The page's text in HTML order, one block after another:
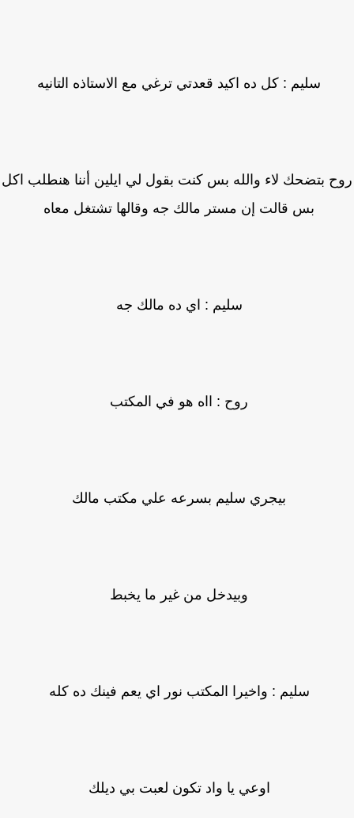
سليم : كل ده اكيد قعدتي ترغي مع الاستاذه التانيه
بتضحك لاء والله بس كنت بقول لي ايلين أننا هنطلب اكل
بس قالت إن مستر مالك جه وقالها تشتغل معاه
سليم : اي ده مالك جه
روح : ااه هو في المكتب
بيجري سليم بسرعه علي مكتب مالك
وبيدخل من غير ما يخبط
سليم : واخيرا المكتب نور اي يعم فينك ده كله
اوعي يا واد تكون لعبت بي ديلك